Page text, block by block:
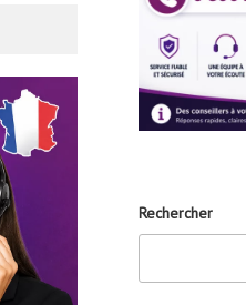
Rechercher